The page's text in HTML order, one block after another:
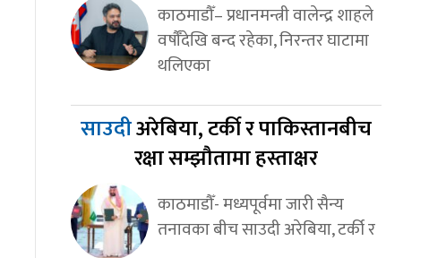
काठमाडौँ– प्रधानमन्त्री वालेन्द्र शाहले
वर्षौँदेखि बन्द रहेका, निरन्तर घाटामा
थलिएका
साउदीअरेबिया, टर्की र पाकिस्तानबीच
रक्षा सम्झौतामा हस्ताक्षर
काठमाडौँ- मध्यपूर्वमा जारी सैन्य
तनावका बीच साउदी अरेबिया, टर्की र